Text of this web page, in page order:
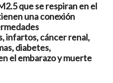
que se respiran en el
una conexión
infartos, cáncer renal,
diabetes,
el embarazo y muerte